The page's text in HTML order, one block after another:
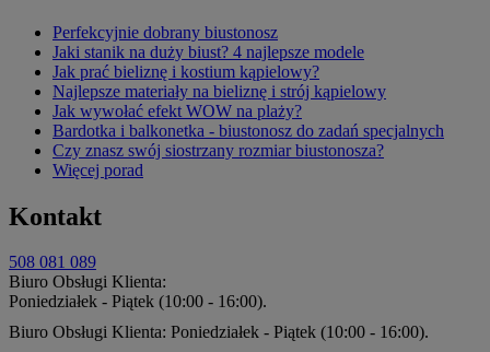
Perfekcyjnie dobrany biustonosz
Jaki stanik na duży biust? 4 najlepsze modele
Jak prać bieliznę i kostium kąpielowy?
Najlepsze materiały na bieliznę i strój kąpielowy
Jak wywołać efekt WOW na plaży?
Bardotka i balkonetka - biustonosz do zadań specjalnych
Czy znasz swój siostrzany rozmiar biustonosza?
Więcej porad
Kontakt
508 081 089
Biuro Obsługi Klienta:
Poniedziałek - Piątek (10:00 - 16:00).
Biuro Obsługi Klienta: Poniedziałek - Piątek (10:00 - 16:00).